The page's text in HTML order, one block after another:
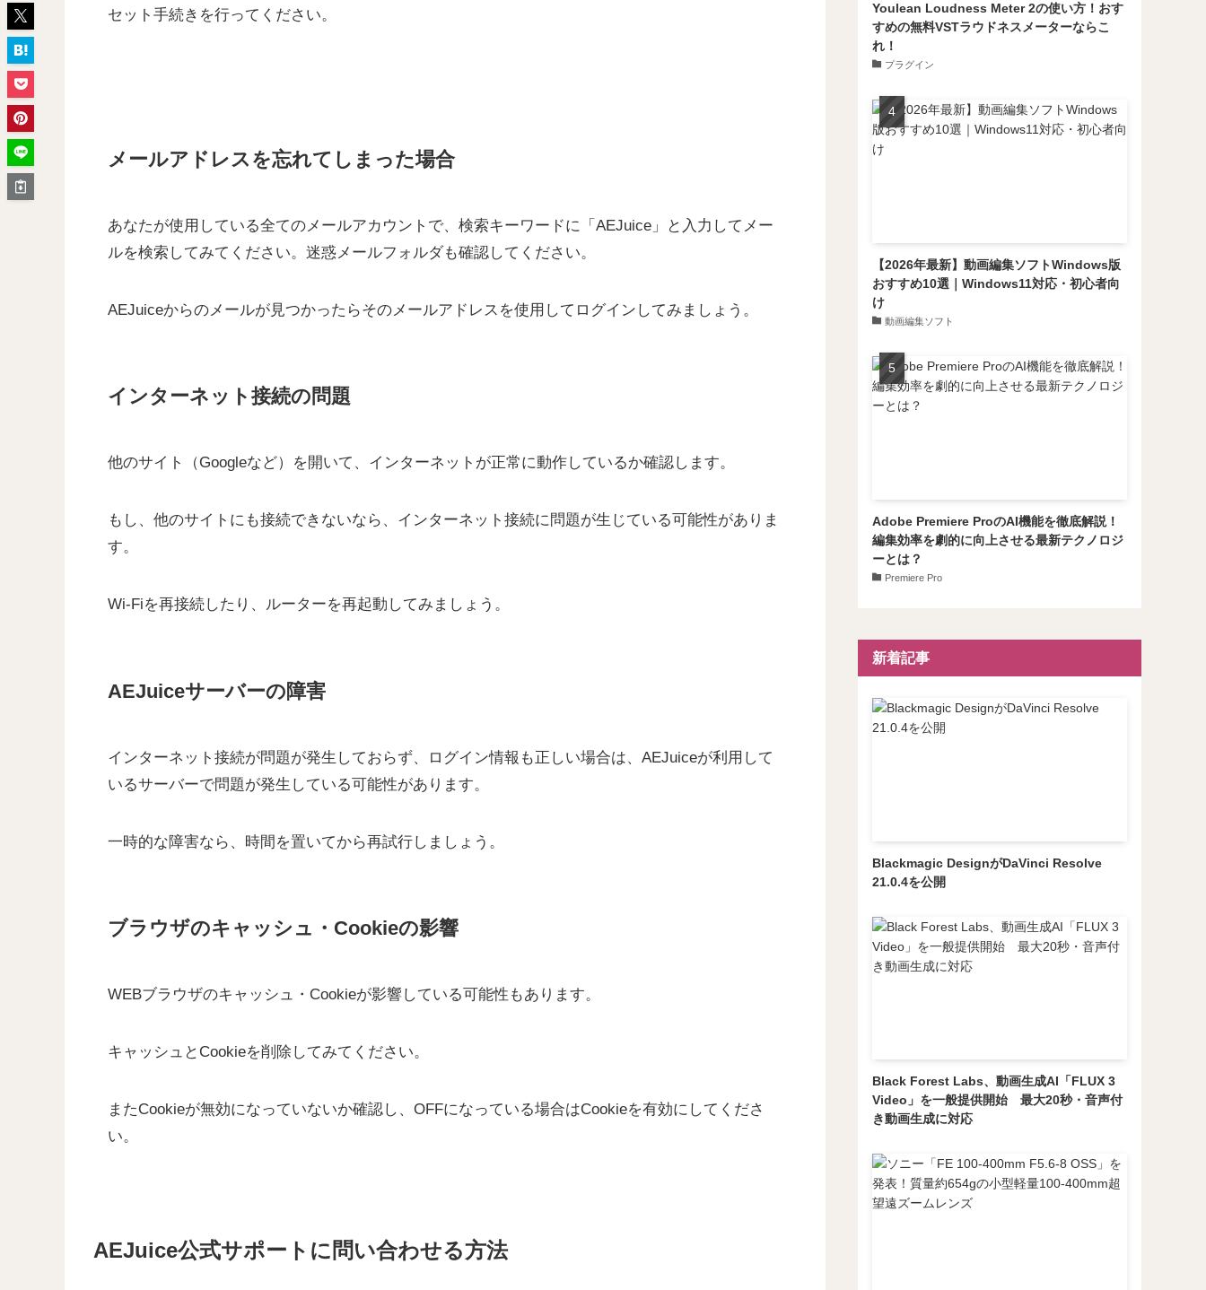
セット手続きを行ってください。
メールアドレスを忘れてしまった場合
あなたが使用している全てのメールアカウントで、検索キーワードに「AEJuice」と入力してメー
ルを検索してみてください。迷惑メールフォルダも確認してください。
AEJuiceからのメールが見つかったらそのメールアドレスを使用してログインしてみましょう。
インターネット接続の問題
他のサイト（Googleなど）を開いて、インターネットが正常に動作しているか確認します。
もし、他のサイトにも接続できないなら、インターネット接続に問題が生じている可能性がありま
す。
Wi-Fiを再接続したり、ルーターを再起動してみましょう。
AEJuiceサーバーの障害
インターネット接続が問題が発生しておらず、ログイン情報も正しい場合は、AEJuiceが利用して
いるサーバーで問題が発生している可能性があります。
一時的な障害なら、時間を置いてから再試行しましょう。
ブラウザのキャッシュ・Cookieの影響
WEBブラウザのキャッシュ・Cookieが影響している可能性もあります。
キャッシュとCookieを削除してみてください。
またCookieが無効になっていないか確認し、OFFになっている場合はCookieを有効にしてくださ
い。
AEJuice公式サポートに問い合わせる方法
Youlean Loudness Meter 2の使い方！おす
すめの無料VSTラウドネスメーターならこ
れ！
プラグイン
【2026年最新】動画編集ソフトWindows版
おすすめ10選｜Windows11対応・初心者向
け
動画編集ソフト
Adobe Premiere ProのAI機能を徹底解説！
編集効率を劇的に向上させる最新テクノロジ
ーとは？
Premiere Pro
新着記事
Blackmagic DesignがDaVinci Resolve
21.0.4を公開
Black Forest Labs、動画生成AI「FLUX 3
Video」を一般提供開始 最大20秒・音声付
き動画生成に対応